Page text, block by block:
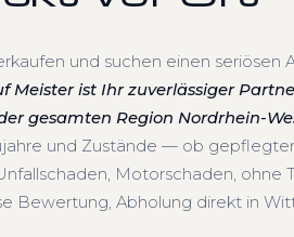
und suchen einen seriösen
Meister ist Ihr zuverlässiger
gesamten Region Nordrhein-
und Zustände — ob gepflegter
Motorschaden, ohne
Bewertung, Abholung direkt in